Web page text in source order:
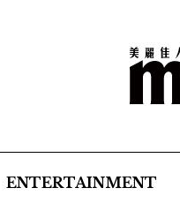
ENTERTAINMENT